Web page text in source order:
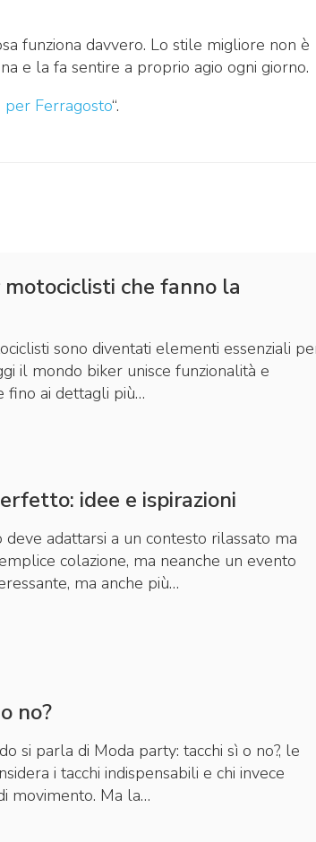
funziona davvero. Lo stile migliore non è
e la fa sentire a proprio agio ogni giorno.
Ferragosto“.
che fanno la
sono diventati elementi essenziali
il mondo biker unisce funzionalità e
fino ai dettagli più…
idee e ispirazioni
adattarsi a un contesto rilassato ma
colazione, ma neanche un evento
ma anche più…
no?
si parla di Moda party: tacchi sì o no?, le
i tacchi indispensabili e chi invece
movimento. Ma la…